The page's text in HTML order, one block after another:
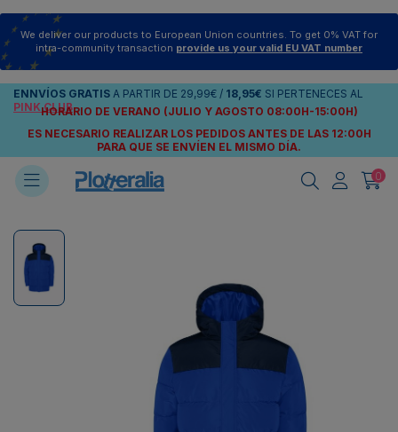
We deliver our products to European Union countries. To get 0% VAT for
intra-community transaction provide us your valid EU VAT number
ENNVÍOS GRATIS A PARTIR DE 29,99€ / 18,95€ SI PERTENECES AL
PINK CLUB
HORARIO DE VERANO (JULIO Y AGOSTO 08:00H-15:00H)
ES NECESARIO REALIZAR LOS PEDIDOS ANTES DE LAS 12:00H
PARA QUE SE ENVÍEN EL MISMO DÍA.
0